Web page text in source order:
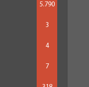
5.790
3
4
7